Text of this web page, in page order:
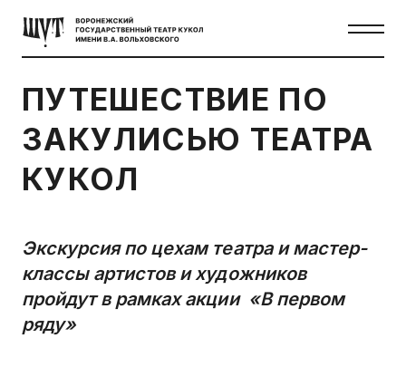
ПУТЕШЕСТВИЕ ПО
ЗАКУЛИСЬЮ ТЕАТРА
КУКОЛ
Экскурсия по цехам театра и мастер-
классы артистов и художников
пройдут в рамках акции «В первом
ряду»